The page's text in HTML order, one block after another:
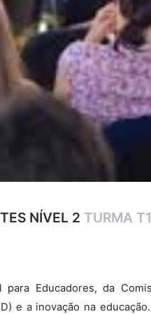
NÍVEL 2 TURMA
Educadores, da
e a inovação na